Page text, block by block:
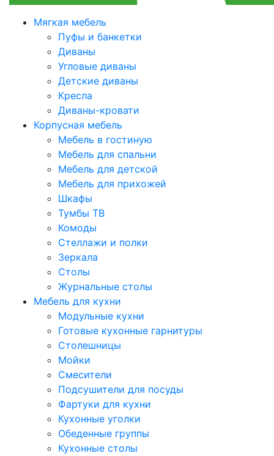
Мягкая мебель
Пуфы и банкетки
Диваны
Угловые диваны
Детские диваны
Кресла
Диваны-кровати
Корпусная мебель
Мебель в гостиную
Мебель для спальни
Мебель для детской
Мебель для прихожей
Шкафы
Тумбы ТВ
Комоды
Стеллажи и полки
Зеркала
Столы
Журнальные столы
Мебель для кухни
Модульные кухни
Готовые кухонные гарнитуры
Столешницы
Мойки
Смесители
Подсушители для посуды
Фартуки для кухни
Кухонные уголки
Обеденные группы
Кухонные столы